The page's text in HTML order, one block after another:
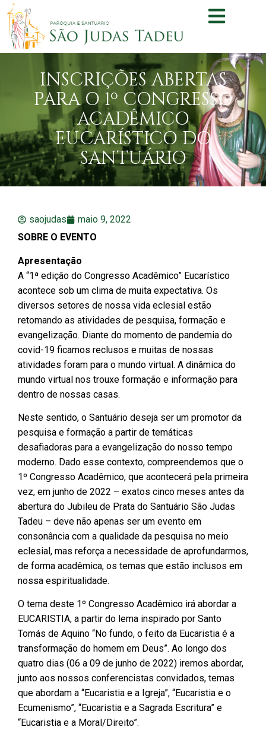
INSCRIÇÕES ABERTAS
PARA O 1º CONGRESSO
ACADÊMICO
EUCARÍSTICO DO
SANTUÁRIO
saojudas
maio 9, 2022
SOBRE O EVENTO
Apresentação
A “1ª edição do Congresso Acadêmico” Eucarístico
acontece sob um clima de muita expectativa. Os
diversos setores de nossa vida eclesial estão
retomando as atividades de pesquisa, formação e
evangelização. Diante do momento de pandemia do
covid-19 ficamos reclusos e muitas de nossas
atividades foram para o mundo virtual. A dinâmica do
mundo virtual nos trouxe formação e informação para
dentro de nossas casas.
Neste sentido, o Santuário deseja ser um promotor da
pesquisa e formação a partir de temáticas
desafiadoras para a evangelização do nosso tempo
moderno. Dado esse contexto, compreendemos que o
1º Congresso Acadêmico, que acontecerá pela primeira
vez, em junho de 2022 – exatos cinco meses antes da
abertura do Jubileu de Prata do Santuário São Judas
Tadeu – deve não apenas ser um evento em
consonância com a qualidade da pesquisa no meio
eclesial, mas reforça a necessidade de aprofundarmos,
de forma acadêmica, os temas que estão inclusos em
nossa espiritualidade.
O tema deste 1º Congresso Acadêmico irá abordar a
EUCARISTIA, a partir do lema inspirado por Santo
Tomás de Aquino “No fundo, o feito da Eucaristia é a
transformação do homem em Deus”. Ao longo dos
quatro dias (06 a 09 de junho de 2022) iremos abordar,
junto aos nossos conferencistas convidados, temas
que abordam a “Eucaristia e a Igreja”, “Eucaristia e o
Ecumenismo”, “Eucaristia e a Sagrada Escritura” e
“Eucaristia e a Moral/Direito”.